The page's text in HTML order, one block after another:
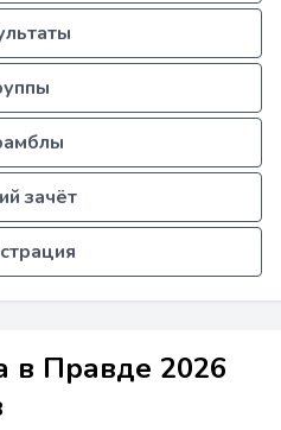
зачёт
в Правде 2026